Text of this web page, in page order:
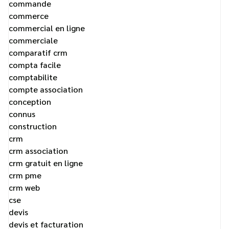
commande
commerce
commercial en ligne
commerciale
comparatif crm
compta facile
comptabilite
compte association
conception
connus
construction
crm
crm association
crm gratuit en ligne
crm pme
crm web
cse
devis
devis et facturation